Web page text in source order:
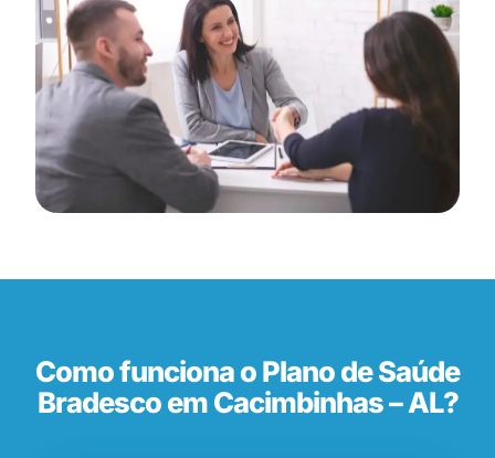
Como funciona o Plano de Saúde
Bradesco em Cacimbinhas – AL?